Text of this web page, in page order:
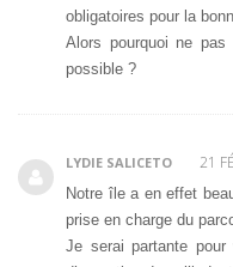
obligatoires pour la
Alors pourquoi ne
possible ?
LYDIE SALICETO 21
Notre île a en effet
prise en charge du
Je serai partante